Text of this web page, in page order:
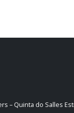
– Quinta do Salles